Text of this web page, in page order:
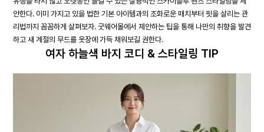
안한다. 이미 가지고 있을 법한 기본 아이템과의 조화로운 매치부터 핏을 살리는 관
리법까지 꼼꼼하게 살펴보자. 굿웨어몰에서 제안하는 팁을 통해 나만의 취향을 발견
하고 새 계절의 무드를 옷장에 가득 채워보길 권한다.
여자 하늘색 바지 코디 & 스타일링 TIP